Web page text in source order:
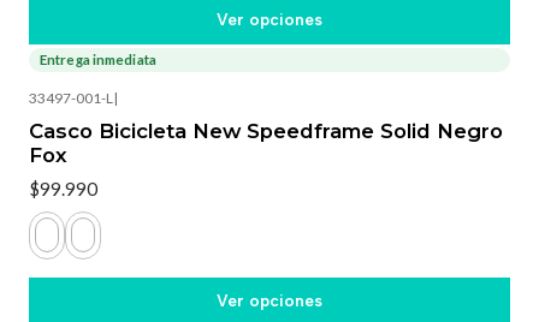
Ver opciones
Entrega inmediata
33497-001-L |
Casco Bicicleta New Speedframe Solid Negro
Fox
$99.990
Ver opciones